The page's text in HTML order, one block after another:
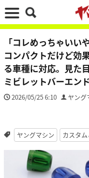
「コレめっちゃい
コンパクトだけど効
る車種に対応。見た
ミビレットバーエン
2026/05/25 6:10 ヤング
ヤングマシン カスタ